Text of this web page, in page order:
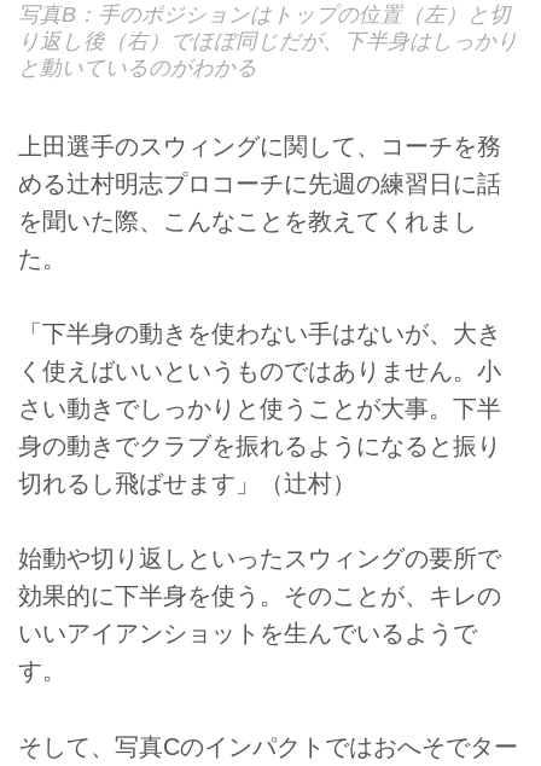
写真B：手のポジションはトップの位置（左）と切
り返し後（右）でほぼ同じだが、下半身はしっかり
と動いているのがわかる
上田選手のスウィングに関して、コーチを務
める辻村明志プロコーチに先週の練習日に話
を聞いた際、こんなことを教えてくれまし
た。
「下半身の動きを使わない手はないが、大き
く使えばいいというものではありません。小
さい動きでしっかりと使うことが大事。下半
身の動きでクラブを振れるようになると振り
切れるし飛ばせます」（辻村）
始動や切り返しといったスウィングの要所で
効果的に下半身を使う。そのことが、キレの
いいアイアンショットを生んでいるようで
す。
そして、写真Cのインパクトではおへそでター